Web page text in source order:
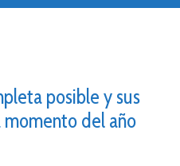
posible y sus
momento del año